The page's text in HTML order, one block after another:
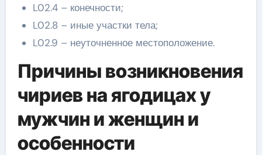
L02.4 – конечности;
L02.8 – иные участки тела;
L02.9 – неуточненное местоположение.
Причины возникновения
чириев на ягодицах у
мужчин и женщин и
особенности